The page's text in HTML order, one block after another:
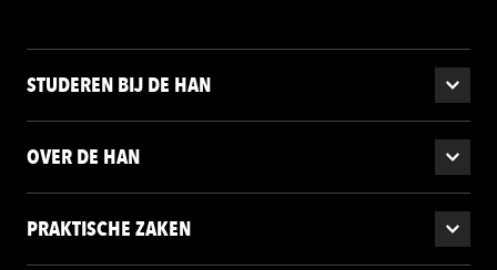
STUDEREN BIJ DE HAN
OVER DE HAN
PRAKTISCHE ZAKEN